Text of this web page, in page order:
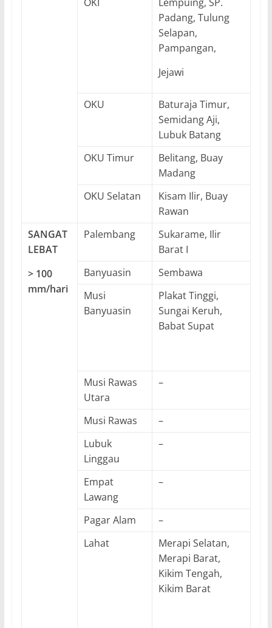
Padang, Tulung
Selapan,
Pampangan,
Jejawi
OKU
Baturaja Timur,
Semidang Aji,
Lubuk Batang
OKU Timur
Belitang, Buay
Madang
OKU Selatan
Kisam Ilir, Buay
Rawan
SANGAT
LEBAT
> 100
mm/hari
Palembang
Sukarame, Ilir
Barat I
Banyuasin
Sembawa
Musi
Banyuasin
Plakat Tinggi,
Sungai Keruh,
Babat Supat
Musi Rawas
Utara
–
Musi Rawas
–
Lubuk
Linggau
–
Empat
Lawang
–
Pagar Alam
–
Lahat
Merapi Selatan,
Merapi Barat,
Kikim Tengah,
Kikim Barat